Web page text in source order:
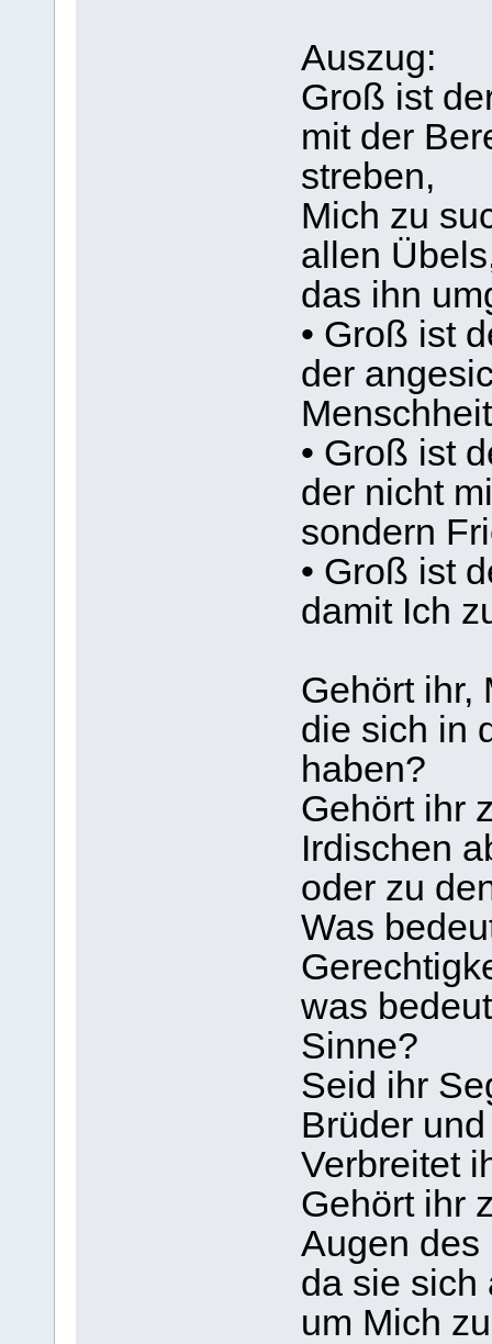
Auszug:
Groß ist
mit der
streben,
Mich zu
allen
das ihn
• Groß ist
der
• Groß ist
der nicht
sondern
• Groß ist
damit Ich
Gehört ihr,
die sich in
haben?
Gehört ihr
Irdischen
oder zu
Was
was
Sinne?
Seid ihr
Brüder
Verbreitet
Gehört ihr
Augen des
da sie sich
um Mich